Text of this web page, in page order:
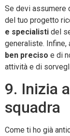
Se devi assumere
del tuo progetto
e specialisti del
generaliste.
ben preciso e di
attività e di
9. Inizia
squadra
Come ti ho già